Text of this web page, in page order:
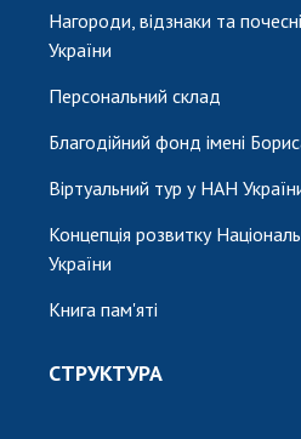
Нагороди, відзнаки та
України
Персональний склад
Благодійний фонд імені
Віртуальний тур у НАН
Концепція розвитку
України
Книга пам'яті
СТРУКТУРА